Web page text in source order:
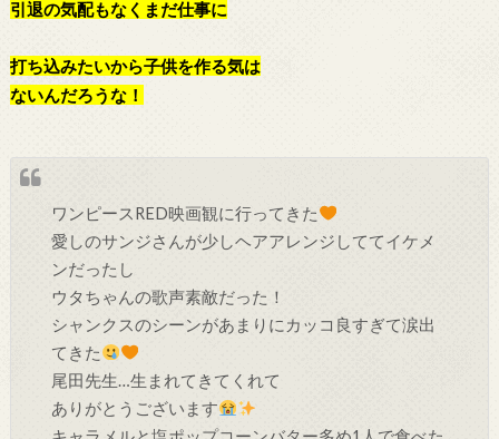
引退の気配もなくまだ仕事に
打ち込みたいから子供を作る気は
ないんだろうな！
ワンピースRED映画観に行ってきた
愛しのサンジさんが少しヘアアレンジしててイケメ
ンだったし
ウタちゃんの歌声素敵だった！
シャンクスのシーンがあまりにカッコ良すぎて涙出
てきた
尾田先生…生まれてきてくれて
ありがとうございます